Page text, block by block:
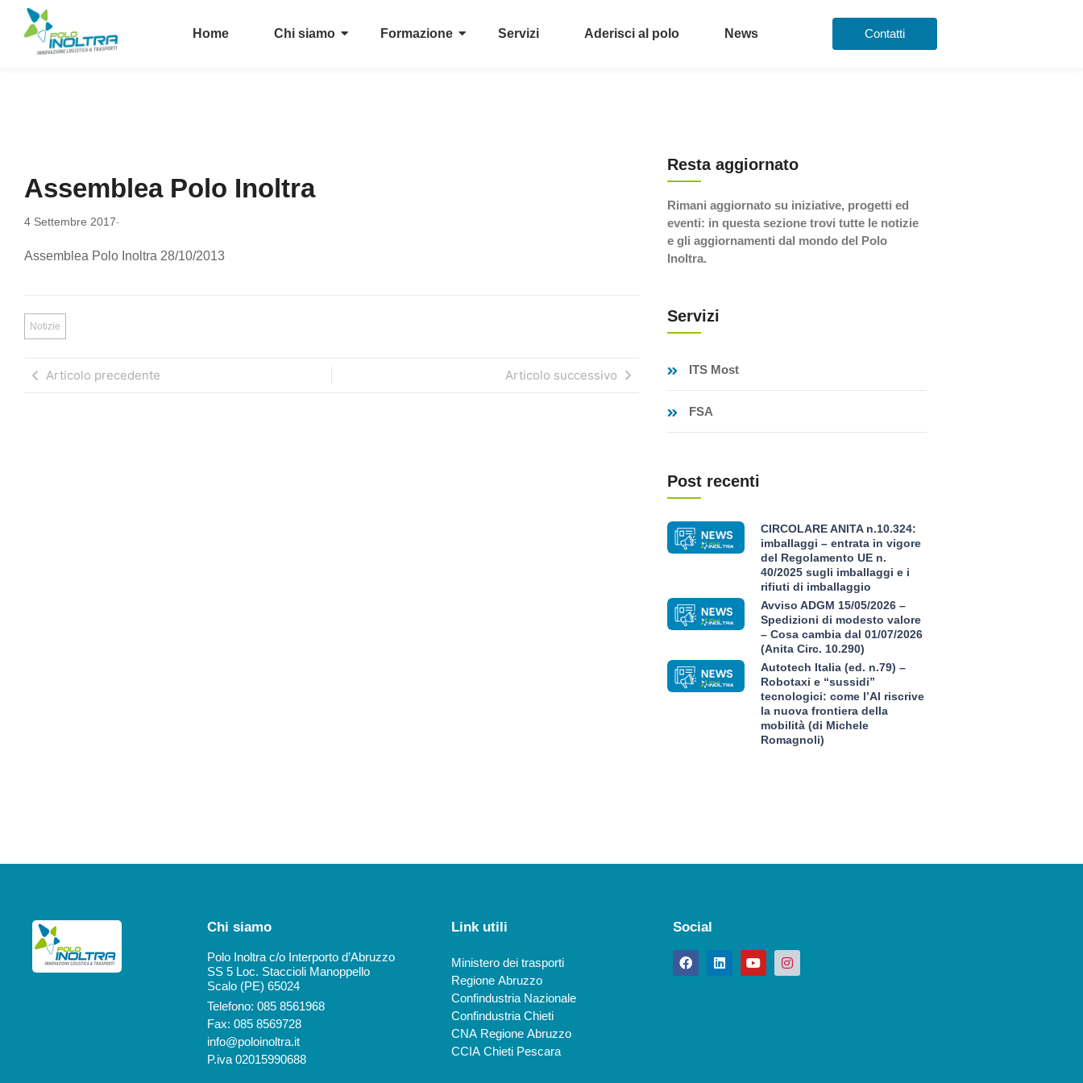
Home Chi siamo Formazione Servizi Aderisci al polo News Contatti
Assemblea Polo Inoltra
4 Settembre 2017-
Assemblea Polo Inoltra 28/10/2013
Notizie
Articolo precedente Articolo successivo
Resta aggiornato
Rimani aggiornato su iniziative, progetti ed
eventi: in questa sezione trovi tutte le notizie
e gli aggiornamenti dal mondo del Polo
Inoltra.
Servizi
ITS Most
FSA
Post recenti
CIRCOLARE ANITA n.10.324:
imballaggi – entrata in vigore
del Regolamento UE n.
40/2025 sugli imballaggi e i
rifiuti di imballaggio
Avviso ADGM 15/05/2026 –
Spedizioni di modesto valore
– Cosa cambia dal 01/07/2026
(Anita Circ. 10.290)
Autotech Italia (ed. n.79) –
Robotaxi e “sussidi”
tecnologici: come l’AI riscrive
la nuova frontiera della
mobilità (di Michele
Romagnoli)
Chi siamo
Polo Inoltra c/o Interporto d’Abruzzo
SS 5 Loc. Staccioli Manoppello
Scalo (PE) 65024
Telefono: 085 8561968
Fax: 085 8569728
info@poloinoltra.it
P.iva 02015990688
Link utili
Ministero dei trasporti
Regione Abruzzo
Confindustria Nazionale
Confindustria Chieti
CNA Regione Abruzzo
CCIA Chieti Pescara
Social